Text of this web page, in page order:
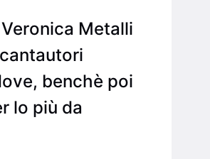
Metalli
benchè poi
lo più da